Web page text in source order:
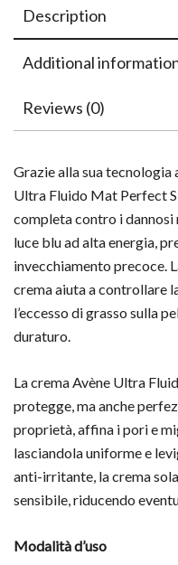
Description
Additional
Reviews (0)
Grazie alla sua tecnologia
Ultra Fluido Mat Perfect
completa contro i dannosi
luce blu ad alta energia,
invecchiamento precoce.
crema aiuta a controllare
l’eccesso di grasso sulla
duraturo.
La crema Avène Ultra
protegge, ma anche
proprietà, affina i pori e
lasciandola uniforme e
anti-irritante, la crema
sensibile, riducendo
Modalità d’uso